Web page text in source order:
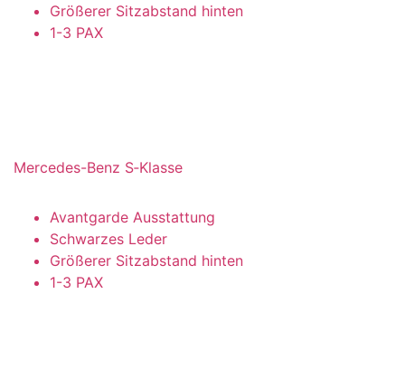
Größerer Sitzabstand hinten
1-3 PAX
Mercedes-Benz S‑Klasse
Avantgarde Ausstattung
Schwarzes Leder
Größerer Sitzabstand hinten
1-3 PAX